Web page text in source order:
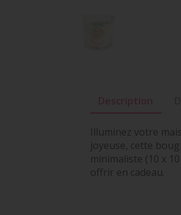
Illuminez votre
joyeuse, cette
minimaliste (10 x
offrir en cadeau.